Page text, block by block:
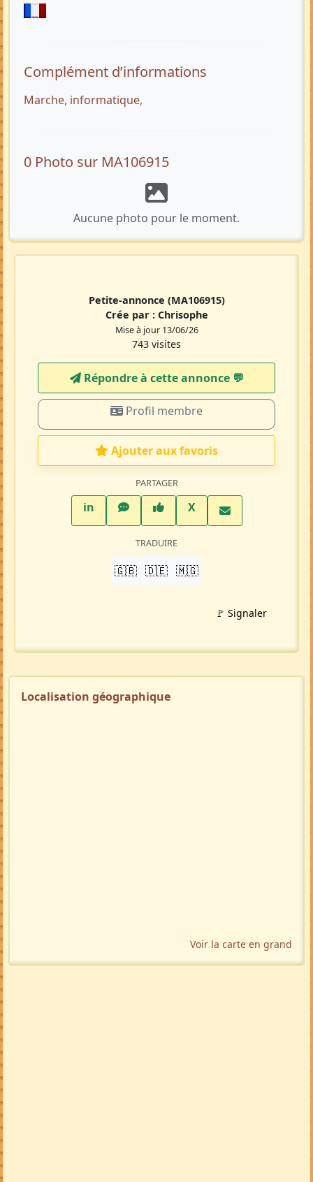
Complément d’informations
Marche, informatique,
0 Photo sur MA106915
Aucune photo pour le moment.
Petite-annonce (MA106915)
Crée par : Chrisophe
Mise à jour 13/06/26
743 visites
Répondre à cette annonce 💬​
Profil membre
Ajouter aux favoris
PARTAGER
inLinkedInWhatsAppFacebook
XTwitter X
TRADUIRE
🇬🇧 🇩🇪 🇲🇬
🚩 Signaler
Localisation géographique
Voir la carte en grand